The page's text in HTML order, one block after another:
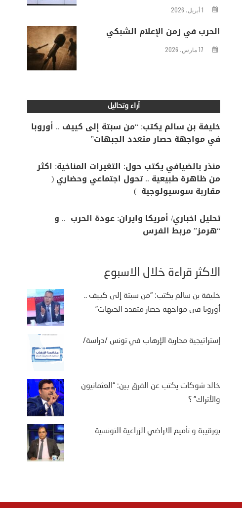
1 أبريل، 2026
الحرب في زمن الإعلام الشبكي
17 مارس، 2026
آراء وتحاليل
خليفة بن سالم يكتب: “من سبتة إلى كييف .. أوروبا
في مواجهة حصار متعدد الجبهات”
منذر بالضيافي يكتب حول: التغيرات المناخية: اكثر
من ظاهرة طبيعية .. تحول اجتماعي وحضاري (
مقاربة سوسيولوجية )
تحليل اخباري/ أمريكا وايران: عودة الحرب .. و
“هرمز” مربط الفرس
الأكثر قراءة خلال الأسبوع
خليفة بن سالم يكتب: “من سبتة إلى كييف ..
أوروبا في مواجهة حصار متعدد الجبهات”
إستراتيجية محاربة الإرهاب في تونس /دراسة/
خالد شوكات يكتب عن الفرق بين: “العثمانيون
والأتراك” ؟
بورقيبة و تأميم الاراضي الزراعية التونسية